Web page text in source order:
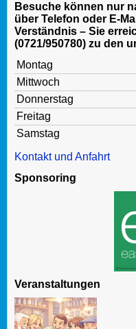
Besuche können nur
über Telefon oder E-
Verständnis – Sie
(0721/950780) zu den
Montag
Mittwoch
Donnerstag
Freitag
Samstag
Kontakt und Anfahrt
Sponsoring
Veranstaltungen